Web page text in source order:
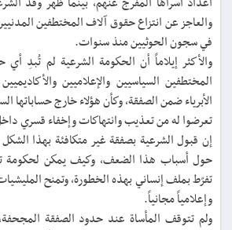
والعاجز عن انتزاع حقوق آلاف المختطفين
في سجون الحوثيين منذ سنوات.
والأكثر إيلاماً أن الحكومة الشرعية لم تُبدِ
المختطفين السياسيين والإعلاميين
الأبرياء ضمن الصفقة، وكأن هؤلاء خارج حساباتها
تعرضوا له من تعذيب وانتهاكات وإخفاء قسري
إن قبول الشرعية بصفقة غير متكافئة بهذا
حول أسباب هذا الضعف، وكيف يمكن لحكومة
تفرّط بملف إنساني بهذه الخطورة، وتمنح
وإعلامياً مجانياً.
ولم تتوقف المأساة عند حدود الصفقة